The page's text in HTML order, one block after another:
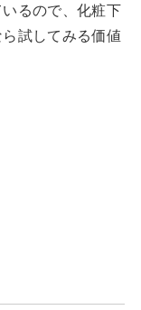
るので、化粧下
試してみる価値